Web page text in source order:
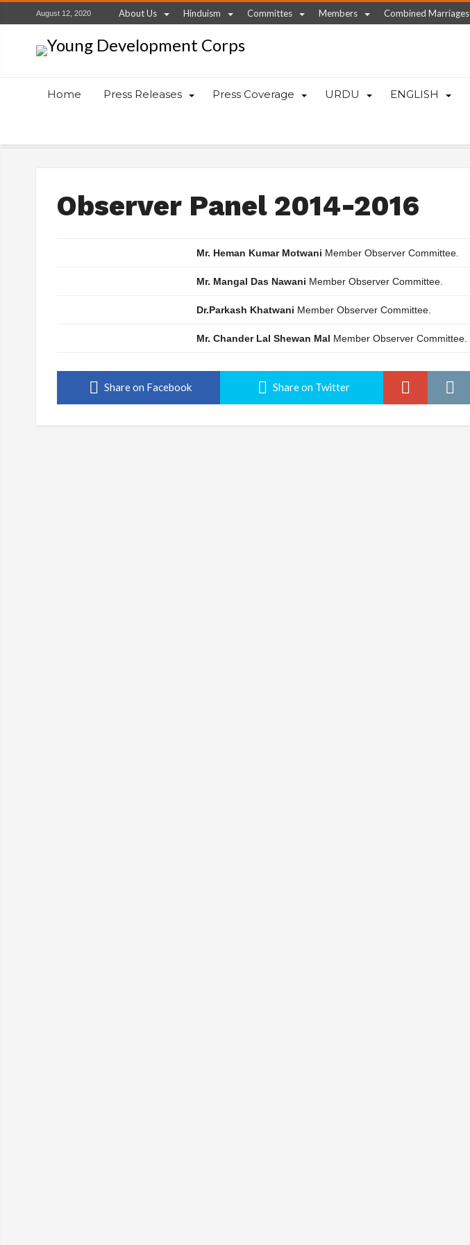
August 12, 2020 About Us Hinduism Committes Members Combined Marriages
Home Press Releases Press Coverage URDU ENGLISH
Observer Panel 2014-2016
Mr. Heman Kumar Motwani Member Observer Committee.
Mr. Mangal Das Nawani Member Observer Committee.
Dr.Parkash Khatwani Member Observer Committee.
Mr. Chander Lal Shewan Mal Member Observer Committee.
Share on Facebook Share on Twitter